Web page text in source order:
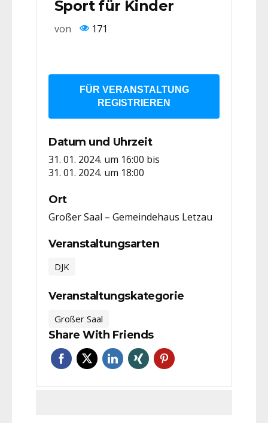
Sport für Kinder
von 171
FÜR VERANSTALTUNG
REGISTRIEREN
Datum und Uhrzeit
31. 01. 2024. um 16:00 bis
31. 01. 2024. um 18:00
Ort
Großer Saal – Gemeindehaus Letzau
Veranstaltungsarten
DJK
Veranstaltungskategorie
Großer Saal
Share With Friends